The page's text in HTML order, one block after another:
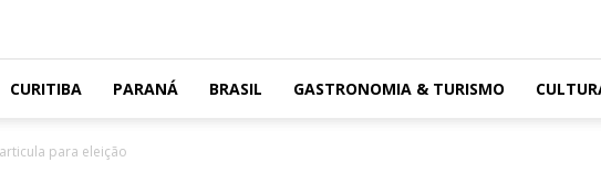
CURITIBA PARANÁ BRASIL GASTRONOMIA & TURISMO
para eleição